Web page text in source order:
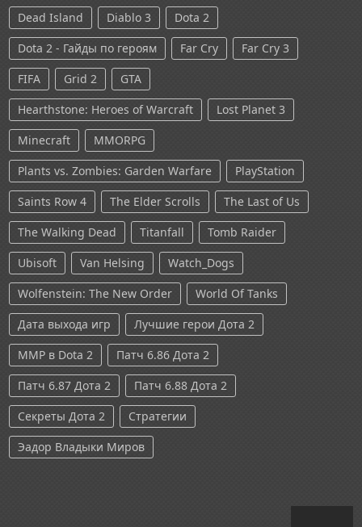
Dead Island
Diablo 3
Dota 2
Dota 2 - Гайды по героям
Far Cry
Far Cry 3
FIFA
Grid 2
GTA
Hearthstone: Heroes of Warcraft
Lost Planet 3
Minecraft
MMORPG
Plants vs. Zombies: Garden Warfare
PlayStation
Saints Row 4
The Elder Scrolls
The Last of Us
The Walking Dead
Titanfall
Tomb Raider
Ubisoft
Van Helsing
Watch_Dogs
Wolfenstein: The New Order
World Of Tanks
Дата выхода игр
Лучшие герои Дота 2
ММР в Dota 2
Патч 6.86 Дота 2
Патч 6.87 Дота 2
Патч 6.88 Дота 2
Секреты Дота 2
Стратегии
Эадор Владыки Миров